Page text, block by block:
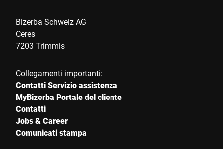
Bizerba Schweiz AG
Ceres
7203 Trimmis
Collegamenti importanti:
Contatti Servizio assistenza
MyBizerba Portale del cliente
Contatti
Jobs & Career
Comunicati stampa